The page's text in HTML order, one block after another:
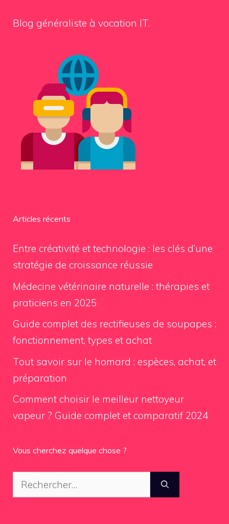
Blog généraliste à vocation IT.
Articles récents
Entre créativité et technologie : les clés d’une
stratégie de croissance réussie
Médecine vétérinaire naturelle : thérapies et
praticiens en 2025
Guide complet des rectifieuses de soupapes :
fonctionnement, types et achat
Tout savoir sur le homard : espèces, achat, et
préparation
Comment choisir le meilleur nettoyeur
vapeur ? Guide complet et comparatif 2024
Vous cherchez quelque chose ?
Rechercher :